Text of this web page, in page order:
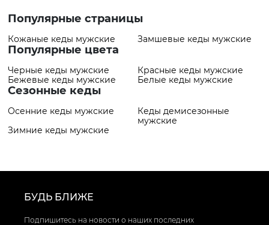
Популярные страницы
Кожаные кеды мужские Замшевые кеды мужские
Популярные цвета
Черные кеды мужские
Красные кеды мужские
Бежевые кеды мужские
Белые кеды мужские
Сезонные кеды
Осенние кеды мужские
Кеды демисезонные
мужские
Зимние кеды мужские
БУДЬ БЛИЖЕ
Подпишитесь на новости о наших последних